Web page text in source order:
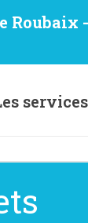
Roubaix